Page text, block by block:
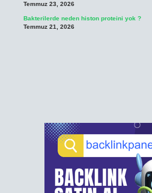
Temmuz 23, 2026
Bakterilerde neden histon proteini yok ?
Temmuz 21, 2026